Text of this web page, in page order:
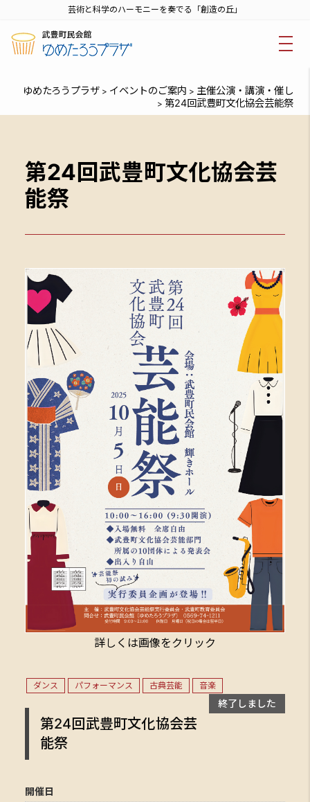
芸術と科学のハーモニーを奏でる「創造の丘」
ゆめたろうプラザ > イベントのご案内 > 主催公演・講演・催し
> 第24回武豊町文化協会芸能祭
第24回武豊町文化協会芸
能祭
詳しくは画像をクリック
ダンス パフォーマンス 古典芸能 音楽
終了しました
第24回武豊町文化協会芸
能祭
開催日